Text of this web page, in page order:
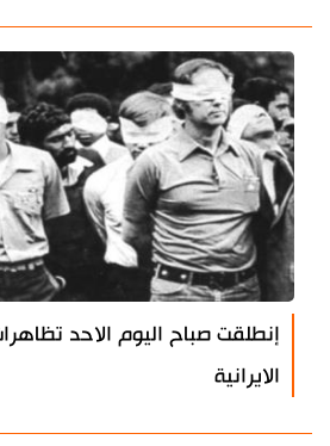
إنطلقت صباح اليوم الاحد
الايرانية